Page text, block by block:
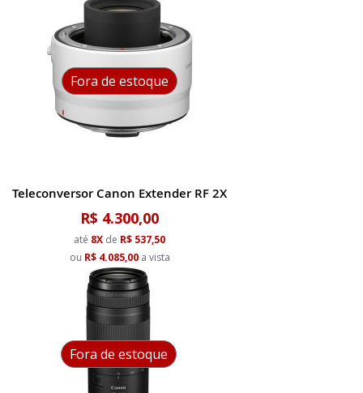
Fora de estoque
Teleconversor Canon Extender RF 2X
R$ 4.300,00
até 8X de R$ 537,50
ou R$ 4.085,00a vista
Fora de estoque